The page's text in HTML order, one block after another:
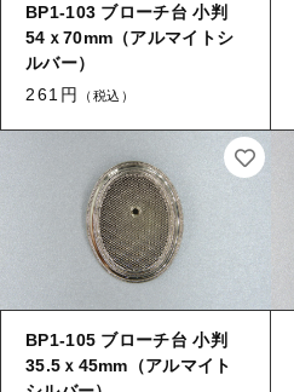
BP1-103 ブローチ台 小判
54ｘ70mm（アルマイトシ
ルバー）
261円
（税込）
BP1-105 ブローチ台 小判
35.5ｘ45mm（アルマイト